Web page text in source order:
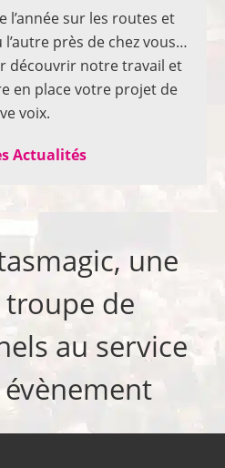
l’année sur les routes et
près de chez vous…
découvrir notre travail et
en place votre projet de
voix.
Actualités
une
de
au service